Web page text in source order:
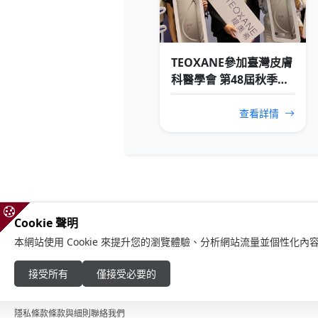
TEOXANE參加臺灣皮膚
科醫學會 第48屆秋季年
會
查看詳情
Cookie 聲明
本網站使用 Cookie 來提升您的瀏覽體驗、分析網站流量並個性化
接受所有 僅接受必要的
隱私條款條款與細則 聯絡我們